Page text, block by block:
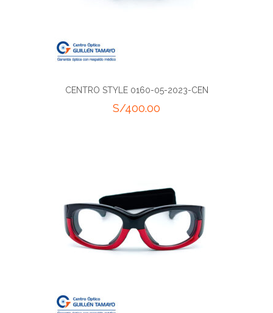
CENTRO STYLE 0160-05-2023-CEN
S/400.00